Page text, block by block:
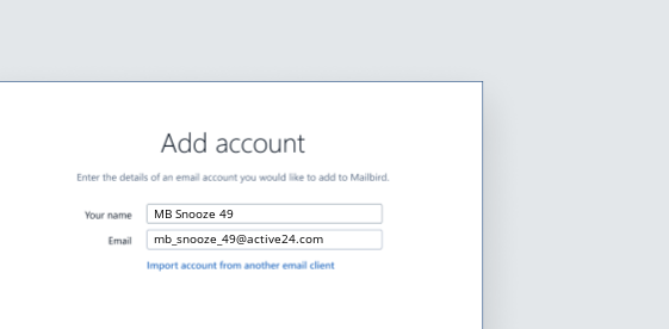
MB Snooze 49
mb_snooze_49@active24.com